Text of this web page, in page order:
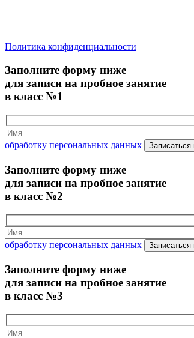
Политика конфиденциальности
Заполните форму ниже
для записи на пробное занятие
в класс №1
обработку персональных данных
Записаться
Заполните форму ниже
для записи на пробное занятие
в класс №2
обработку персональных данных
Записаться
Заполните форму ниже
для записи на пробное занятие
в класс №3